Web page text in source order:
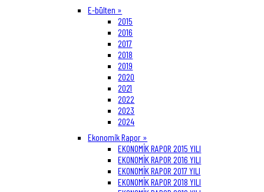
E-bülten »
2015
2016
2017
2018
2019
2020
2021
2022
2023
2024
Ekonomik Rapor »
EKONOMİK RAPOR 2015 YILI
EKONOMİK RAPOR 2016 YILI
EKONOMİK RAPOR 2017 YILI
EKONOMİK RAPOR 2018 YILI